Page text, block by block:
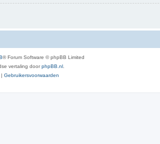
® Forum Software © phpBB Limited
vertaling doorphpBB.nl
| Gebruikersvoorwaarden